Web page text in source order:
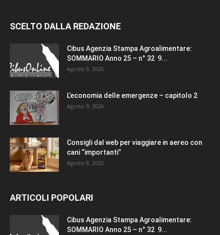
SCELTO DALLA REDAZIONE
Cibus Agenzia Stampa Agroalimentare:
SOMMARIO Anno 25 – n° 32 9...
Agosto 9, 2026
L’economia delle emergenze – capitolo 2
Agosto 9, 2026
Consigli dal web per viaggiare in aereo con
cani “importanti”
Agosto 8, 2026
ARTICOLI POPOLARI
Cibus Agenzia Stampa Agroalimentare:
SOMMARIO Anno 25 – n° 32 9...